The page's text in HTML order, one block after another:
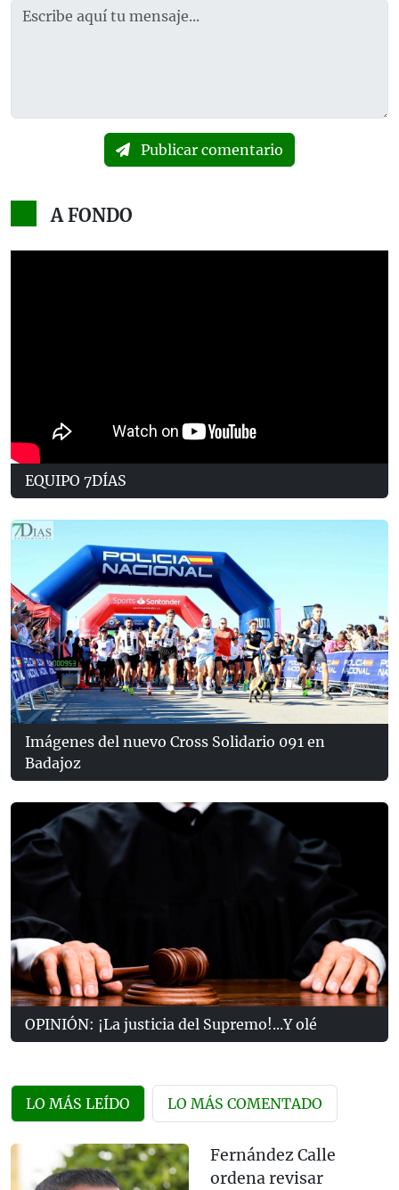
Publicar comentario
A FONDO
EQUIPO 7DÍAS
Imágenes del nuevo Cross Solidario 091 en
Badajoz
OPINIÓN: ¡La justicia del Supremo!...Y olé
LO MÁS LEÍDO LO MÁS COMENTADO
Fernández Calle
ordena revisar